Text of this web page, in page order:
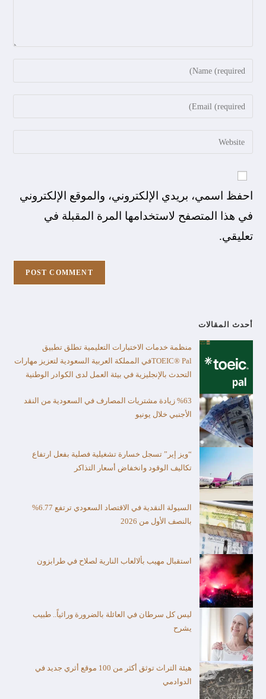
احفظ اسمي، بريدي الإلكتروني، والموقع الإلكتروني
في هذا المتصفح لاستخدامها المرة المقبلة في
تعليقي.
أحدث المقالات
منظمة خدمات الاختبارات التعليمية تطلق تطبيق
TOEIC® Palفي المملكة العربية السعودية لتعزيز مهارات
التحدث بالإنجليزية في بيئة العمل لدى الكوادر الوطنية
%63 زيادة مشتريات المصارف في السعودية من النقد
الأجنبي خلال يونيو
“ويز إير” تسجل خسارة تشغيلية فصلية بفعل ارتفاع
تكاليف الوقود وانخفاض أسعار التذاكر
السيولة النقدية في الاقتصاد السعودي ترتفع 6.77%
بالنصف الأول من 2026
استقبال مهيب بألالعاب النارية لصلاح في طرابزون
ليس كل سرطان في العائلة بالضرورة وراثياً.. طبيب
يشرح
هيئة التراث توثق أكثر من 100 موقع أثري جديد في
الدوادمي